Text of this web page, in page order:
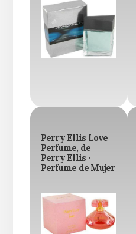
Perry Ellis Love
Perfume, de
Perry Ellis ·
Perfume de Mujer